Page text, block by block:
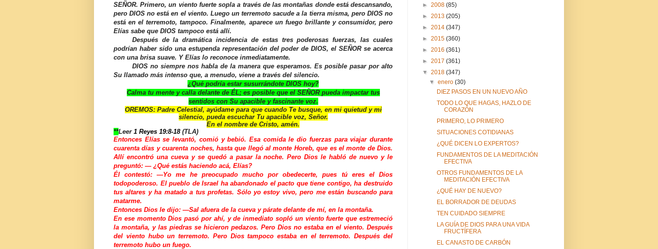
SEÑOR. Primero, un viento fuerte sopla a través de las montañas donde está descansando,
pero DIOS no está en el viento. Luego un terremoto sacude a la tierra misma, pero DIOS no
está en el terremoto, tampoco. Finalmente, aparece un fuego brillante y consumidor, pero
Elías sabe que DIOS tampoco está allí.
Después de la dramática incidencia de estas tres poderosas fuerzas, las cuales
podrían haber sido una estupenda representación del poder de DIOS, el SEÑOR se acerca
con una brisa suave. Y Elías lo reconoce inmediatamente.
DIOS no siempre nos habla de la manera que esperamos. Es posible pasar por alto
Su llamado más intenso que, a menudo, viene a través del silencio.
¿Qué podría estar susurrándote DIOS hoy?
Calma tu mente y calla delante de ÉL; es posible que el SEÑOR pueda impactar tus
sentidos con Su apacible y fascinante voz.
OREMOS: Padre Celestial, ayúdame para que cuando Te busque, en mi quietud y mi
silencio, pueda escuchar Tu apacible voz, Señor.
En el nombre de Cristo, amén.
**Leer 1 Reyes 19:8-18 (TLA)
Entonces Elías se levantó, comió y bebió. Esa comida le dio fuerzas para viajar durante
cuarenta días y cuarenta noches, hasta que llegó al monte Horeb, que es el monte de Dios.
Allí encontró una cueva y se quedó a pasar la noche. Pero Dios le habló de nuevo y le
preguntó: — ¿Qué estás haciendo acá, Elías?
Él contestó: —Yo me he preocupado mucho por obedecerte, pues tú eres el Dios
todopoderoso. El pueblo de Israel ha abandonado el pacto que tiene contigo, ha destruido
tus altares y ha matado a tus profetas. Sólo yo estoy vivo, pero me están buscando para
matarme.
Entonces Dios le dijo: —Sal afuera de la cueva y párate delante de mí, en la montaña.
En ese momento Dios pasó por ahí, y de inmediato sopló un viento fuerte que estremeció
la montaña, y las piedras se hicieron pedazos. Pero Dios no estaba en el viento. Después
del viento hubo un terremoto. Pero Dios tampoco estaba en el terremoto. Después del
terremoto hubo un fuego.
► 2008 (85)
► 2013 (205)
► 2014 (347)
► 2015 (360)
► 2016 (361)
► 2017 (361)
▼ 2018 (347)
▼enero(30)
DIEZ PASOS EN UN NUEVO AÑO
TODO LO QUE HAGAS, HAZLO DE
CORAZÓN
PRIMERO, LO PRIMERO
SITUACIONES COTIDIANAS
¿QUÉ DICEN LO EXPERTOS?
FUNDAMENTOS DE LA MEDITACIÓN
EFECTIVA
OTROS FUNDAMENTOS DE LA
MEDITACIÓN EFECTIVA
¿QUÉ HAY DE NUEVO?
EL BORRADOR DE DEUDAS
TEN CUIDADO SIEMPRE
LA GUÍA DE DIOS PARA UNA VIDA
FRUCTÍFERA
EL CANASTO DE CARBÓN